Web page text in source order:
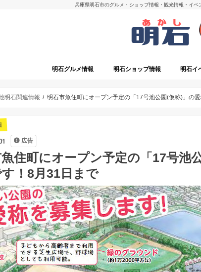
兵庫県明石市のグルメ・ショップ情報・観光情報・イ
明石グルメ情報 明石ショップ情報 明石イ
明石関連情報 明石市魚住町にオープン予定の「17号池公園(仮称)」の
広告
住町にオープン予定の「17号池
！8月31日まで